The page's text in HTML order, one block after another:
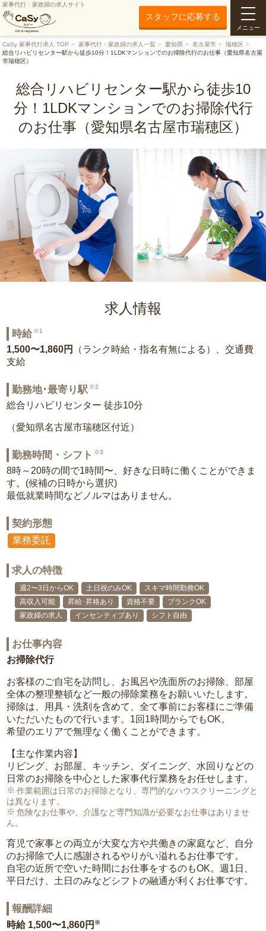
家事代行・家政婦の求人サイト
スタッフに応募する
メニュー
CaSy 家事代行求人 TOP 家事代行・家政婦の求人一覧 愛知県 名古屋市
瑞穂区
総合リハビリセンター駅から徒歩10分！1LDKマンションでのお掃除代行のお仕事（愛知県名古屋
市瑞穂区）
総合リハビリセンター駅から徒歩10
分！1LDKマンションでのお掃除代行
のお仕事（愛知県名古屋市瑞穂区）
求人情報
時給 ※1
1,500〜1,860円
（ランク時給・指名有無による）、交通費
支給
勤務地･最寄り駅 ※2
総合リハビリセンター 徒歩10分
（愛知県名古屋市瑞穂区付近）
勤務時間・シフト ※3
8時～20時の間で1時間〜、好きな日時に働くことができま
す。(候補の日時から選択)
最低就業時間などノルマはありません。
契約形態
業務委託
求人の特徴
週2〜3日からOK 土日祝のみOK
スキマ時間勤務OK
高収入可能
昇給･昇格あり 資格不要
ブランクOK
家政婦の求人
インセンティブあり シフト自由
お仕事内容
お掃除代行
お客様のご自宅を訪問し、お風呂や洗面所のお掃除、部屋
全体の整理整頓など一般の掃除業務をお願いいたします。
掃除は、用具・洗剤を含めて、全て事前にお客様にご準備
いただいたもので行います。1回1時間からでもOK。
希望のエリアで無理なく働くことができます。
【主な作業内容】
リビング、お部屋、キッチン、ダイニング、水回りなどの
日常のお掃除を中心とした家事代行業務をお任せします。
作業範囲は日常のお掃除となり、専門的なハウスクリーニングと
は異なります。
危険なお仕事や、介護など専門知識が必要なお仕事はありませ
ん。
育児で家事との両立が大変な方や共働きの家庭など、自分
のお掃除で人に感謝されるやりがい溢れるお仕事です。
自宅の近所で空いた時間にお仕事をするのもOK。週1日、
平日だけ、土日のみなどシフトの融通が利くお仕事です。
報酬詳細
時給 1,500〜1,860円 ※